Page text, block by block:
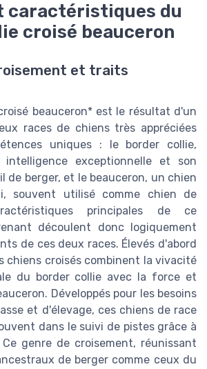
caractéristiques du
croisé beauceron
et traits
beauceron* est le résultat d'un
races de chiens très appréciées
uniques : le border collie,
exceptionnelle et son
de berger, et le beauceron, un chien
souvent utilisé comme chien de
principales de ce
découlent donc logiquement
de ces deux races. Élevés d'abord
chiens croisés combinent la vivacité
du border collie avec la force et
Développés pour les besoins
et d'élevage, ces chiens de race
dans le suivi de pistes grâce à
genre de croisement, réunissant
de berger comme ceux du